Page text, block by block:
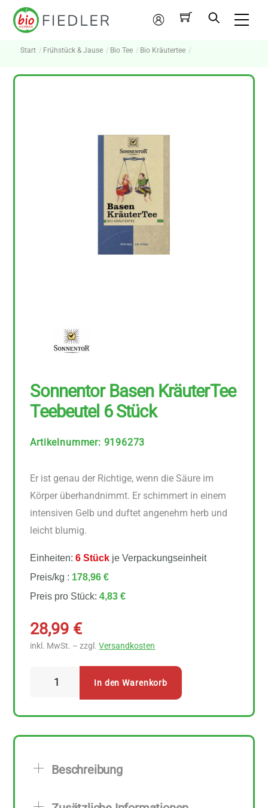
Skip
Mein
Konto
Start Frühstück & Jause Bio Tee Bio Kräutertee
Sonnentor Basen KräuterTee
Teebeutel 6 Stück
Artikelnummer: 9196273
Er ist genau der Richtige, wenn die Säure im
Körper überhandnimmt. Er schimmert in einem
intensiven Gelb und duftet angenehm herb und
leicht blumig.
Einheiten:6 Stück je Verpackungseinheit
Preis/kg : 178,96 €
Preis pro Stück:4,83 €
28,99 €
inkl. MwSt. – zzgl.Versandkosten
Stück
In den Warenkorb
Beschreibung